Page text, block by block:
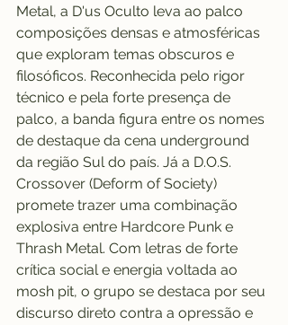
Metal, a D'us Oculto leva ao palco
composições densas e atmosféricas
que exploram temas obscuros e
filosóficos. Reconhecida pelo rigor
técnico e pela forte presença de
palco, a banda figura entre os nomes
de destaque da cena underground
da região Sul do país. Já a D.O.S.
Crossover (Deform of Society)
promete trazer uma combinação
explosiva entre Hardcore Punk e
Thrash Metal. Com letras de forte
crítica social e energia voltada ao
mosh pit, o grupo se destaca por seu
discurso direto contra a opressão e